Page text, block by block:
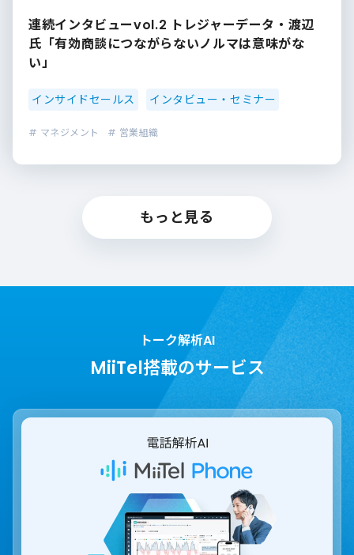
連続インタビューvol.2 トレジャーデータ・渡辺
氏「有効商談につながらないノルマは意味がな
い」
インサイドセールス インタビュー・セミナー
# マネジメント # 営業組織
もっと見る
トーク解析AI
MiiTel搭載のサービス